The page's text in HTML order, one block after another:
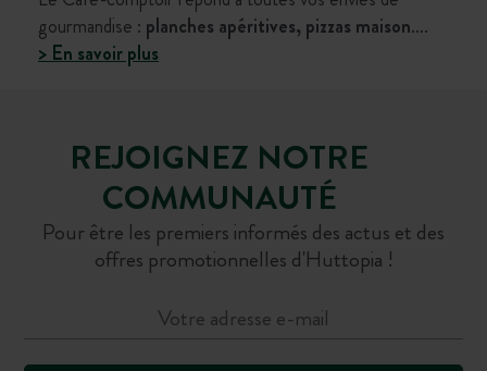
gourmandise : planches apéritives, pizzas maison….
> En savoir plus
REJOIGNEZ NOTRE
COMMUNAUTÉ
Pour être les premiers informés des actus et des
offres promotionnelles d'Huttopia !